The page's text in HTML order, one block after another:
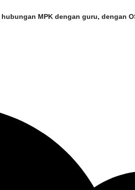
MPK dengan guru, dengan